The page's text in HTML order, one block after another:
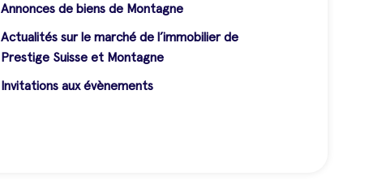
Annonces de biens de Montagne
Actualités sur le marché de l’immobilier de
Prestige Suisse et Montagne
Invitations aux évènements